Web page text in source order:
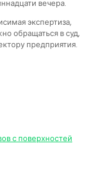
вечера.
экспертиза,
обращаться в суд,
предприятия.
с поверхностей